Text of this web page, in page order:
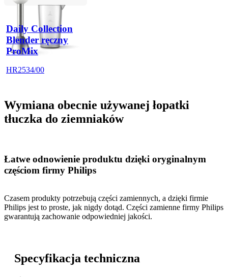
Daily Collection
Blender ręczny
ProMix
HR2534/00
Wymiana obecnie używanej łopatki
tłuczka do ziemniaków
Łatwe odnowienie produktu dzięki oryginalnym
częściom firmy Philips
Czasem produkty potrzebują części zamiennych, a dzięki firmie
Philips jest to proste, jak nigdy dotąd. Części zamienne firmy Philips
gwarantują zachowanie odpowiedniej jakości.
Specyfikacja techniczna